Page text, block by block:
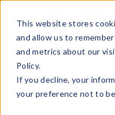
This website stores
and allow us to
and metrics about our
Policy.
If you decline, your
your preference not to